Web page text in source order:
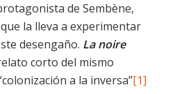
de Sembène,
la lleva a experimentar
desengaño. La noire
corto del mismo
a la inversa”[1]